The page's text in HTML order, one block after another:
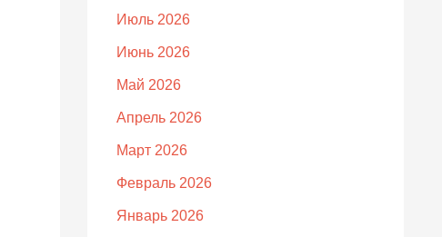
Июль 2026
Июнь 2026
Май 2026
Апрель 2026
Март 2026
Февраль 2026
Январь 2026